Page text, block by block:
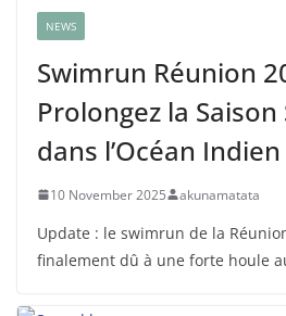
NEWS
Swimrun Réunion
Prolongez la
dans l’Océan Indien
10 November 2025 akunamatata
Update : le swimrun de la
finalement dû à une forte houle